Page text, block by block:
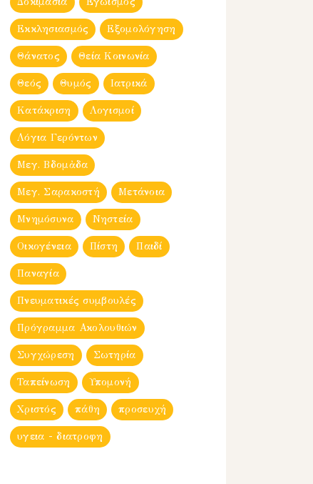
Εκκλησιασμός Εξομολόγηση
Θάνατος Θεία Κοινωνία
Θεός Θυμός Ιατρικά
Κατάκριση Λογισμοί
Λόγια Γερόντων
Μεγ. Βδομἀδα
Μεγ. Σαρακοστή Μετάνοια
Μνημόσυνα Νηστεία
Οικογένεια Πίστη Παιδί
Παναγία
Πνευματικές συμβουλές
Πρόγραμμα Ακολουθιών
Συγχώρεση Σωτηρία
Ταπείνωση Υπομονή
Χριστός πάθη προσευχή
υγεια - διατροφη